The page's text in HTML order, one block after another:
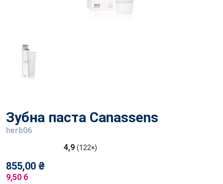
Зубна паста Canassens
herb06
4,9 (122×)
855,00 ₴
9,50 б